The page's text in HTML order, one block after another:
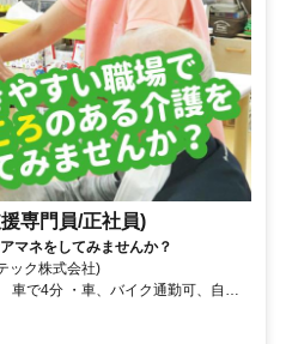
専門員/正社員)
マネをしてみませんか？
ック株式会社)